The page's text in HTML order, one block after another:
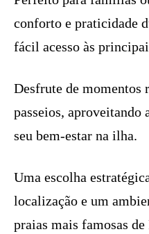
conforto e praticidade
fácil acesso às
Desfrute de momentos
passeios, aproveitando
seu bem-estar na ilha.
Uma escolha
localização e um
praias mais famosas